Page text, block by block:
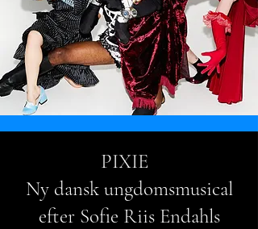
PIXIE
Ny dansk ungdomsmusical
efter Sofie Riis Endahls